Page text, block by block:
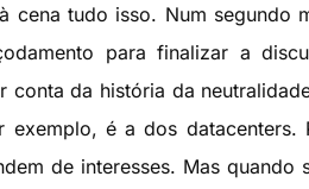
tudo isso. Num segundo
para finalizar a
da história da
é a dos datacenters.
de interesses. Mas quando